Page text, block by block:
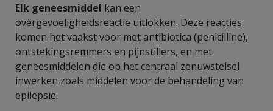
Elk geneesmiddel kan een
overgevoeligheidsreactie uitlokken. Deze reacties
komen het vaakst voor met antibiotica (penicilline),
ontstekingsremmers en pijnstillers, en met
geneesmiddelen die op het centraal zenuwstelsel
inwerken zoals middelen voor de behandeling van
epilepsie.